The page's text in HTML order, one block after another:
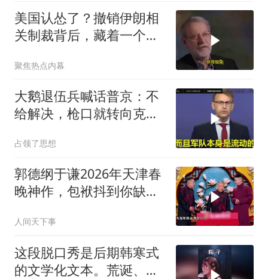
美国认怂了？撤销伊朗相
关制裁背后，藏着一个说
聚焦热点内幕
大鹅退伍兵喊话普京：不
给解决，枪口就转向克里
占领了思想
郭德纲于谦2026年天津春
晚神作，包袱抖到你缺氧
人间天下事
这段脱口秀是后期韩寒式
的文学化文本。荒诞、激